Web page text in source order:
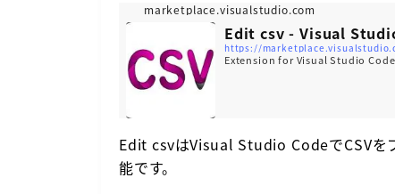
marketplace.visualstudio.com
Edit csv - Visual
https://
Extension for Visual Studio
Edit csvはVisual Studio CodeでCSVを
能です。